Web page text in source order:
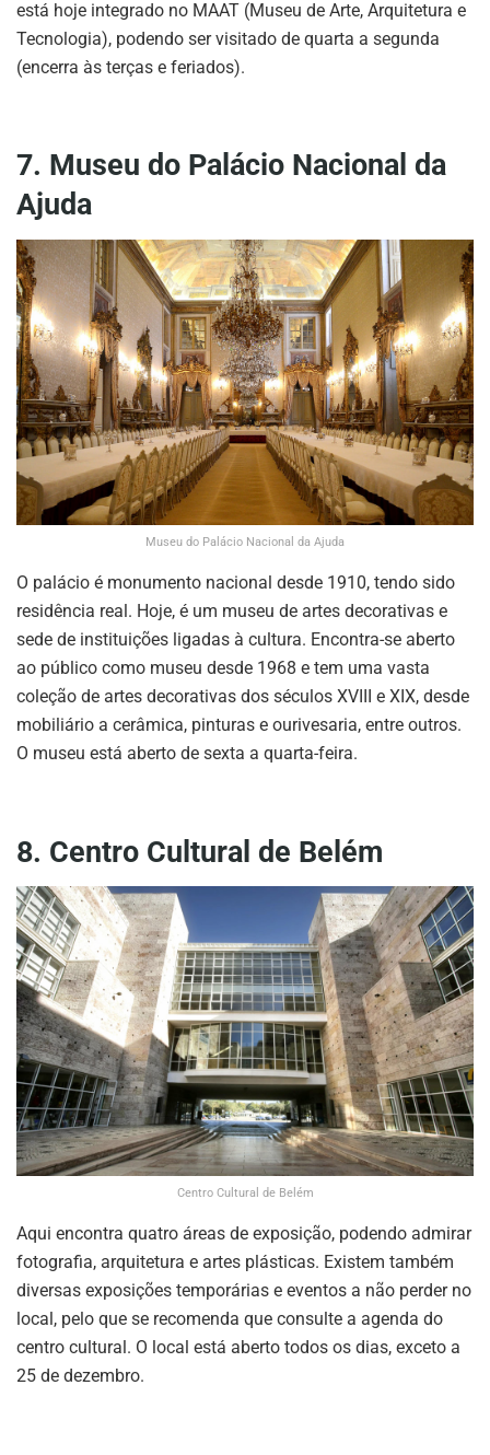
está hoje integrado no MAAT (Museu de Arte, Arquitetura e
Tecnologia), podendo ser visitado de quarta a segunda
(encerra às terças e feriados).
7. Museu do Palácio Nacional da
Ajuda
Museu do Palácio Nacional da Ajuda
O palácio é monumento nacional desde 1910, tendo sido
residência real. Hoje, é um museu de artes decorativas e
sede de instituições ligadas à cultura. Encontra-se aberto
ao público como museu desde 1968 e tem uma vasta
coleção de artes decorativas dos séculos XVIII e XIX, desde
mobiliário a cerâmica, pinturas e ourivesaria, entre outros.
O museu está aberto de sexta a quarta-feira.
8. Centro Cultural de Belém
Centro Cultural de Belém
Aqui encontra quatro áreas de exposição, podendo admirar
fotografia, arquitetura e artes plásticas. Existem também
diversas exposições temporárias e eventos a não perder no
local, pelo que se recomenda que consulte a agenda do
centro cultural. O local está aberto todos os dias, exceto a
25 de dezembro.